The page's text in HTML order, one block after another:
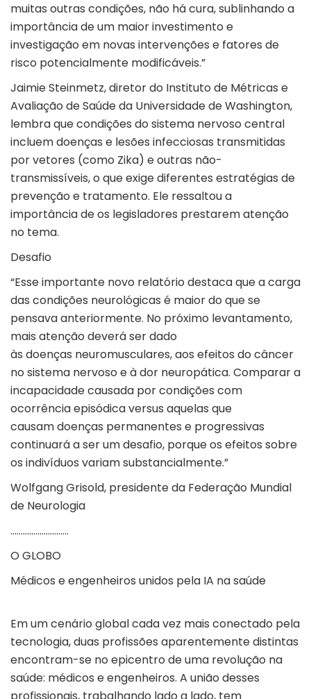
muitas outras condições, não há cura, sublinhando a
importância de um maior investimento e
investigação em novas intervenções e fatores de
risco potencialmente modificáveis.”
Jaimie Steinmetz, diretor do Instituto de Métricas e
Avaliação de Saúde da Universidade de Washington,
lembra que condições do sistema nervoso central
incluem doenças e lesões infecciosas transmitidas
por vetores (como Zika) e outras não-
transmissíveis, o que exige diferentes estratégias de
prevenção e tratamento. Ele ressaltou a
importância de os legisladores prestarem atenção
no tema.
Desafio
“Esse importante novo relatório destaca que a carga
das condições neurológicas é maior do que se
pensava anteriormente. No próximo levantamento,
mais atenção deverá ser dado
às doenças neuromusculares, aos efeitos do câncer
no sistema nervoso e à dor neuropática. Comparar a
incapacidade causada por condições com
ocorrência episódica versus aquelas que
causam doenças permanentes e progressivas
continuará a ser um desafio, porque os efeitos sobre
os indivíduos variam substancialmente.”
Wolfgang Grisold, presidente da Federação Mundial
de Neurologia
……………………….
O GLOBO
Médicos e engenheiros unidos pela IA na saúde
Em um cenário global cada vez mais conectado pela
tecnologia, duas profissões aparentemente distintas
encontram-se no epicentro de uma revolução na
saúde: médicos e engenheiros. A união desses